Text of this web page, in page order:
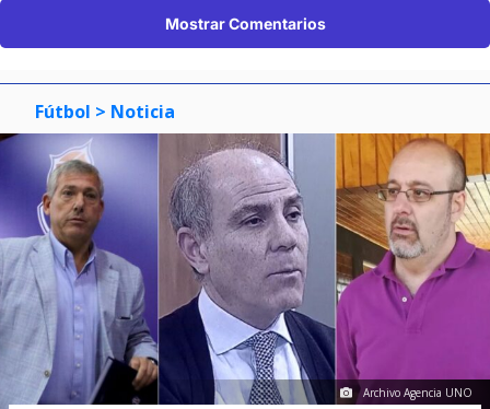
Mostrar Comentarios
Fútbol > Noticia
Archivo Agencia UNO